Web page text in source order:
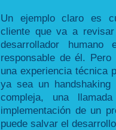
Un ejemplo claro es
cliente que va a
desarrollador
responsable de él.
una experiencia técnica
ya sea un handshaking
compleja, una
implementación de un
puede salvar el